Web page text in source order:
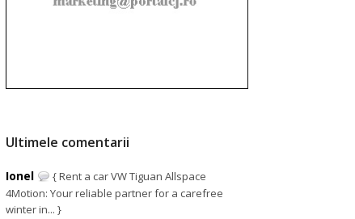
Ultimele comentarii
Ionel
{ Rent a car VW Tiguan Allspace
4Motion: Your reliable partner for a carefree
winter in... }